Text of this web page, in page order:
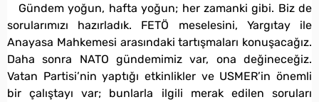
Gündem yoğun, hafta yoğun; her zamanki gibi. Biz de
sorularımızı hazırladık. FETÖ meselesini, Yargıtay ile
Anayasa Mahkemesi arasındaki tartışmaları konuşacağız.
Daha sonra NATO gündemimiz var, ona değineceğiz.
Vatan Partisi’nin yaptığı etkinlikler ve USMER’in önemli
bir çalıştayı var; bunlarla ilgili merak edilen soruları